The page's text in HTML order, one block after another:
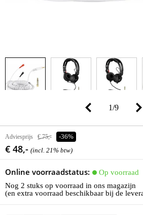
1/9
Adviesprijs € 75,- -36%
€ 48,- (incl. 21% btw)
Online voorraadstatus:
Op voorraad
Nog 2 stuks op voorraad in ons magazijn
(en extra voorraad beschikbaar bij de